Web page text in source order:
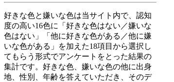
好きな色と嫌いな色は当サイト内で、認知
度の高い16色に「好きな色はない／嫌いな
色はない」「他に好きな色がある／他に嫌
いな色がある」を加えた18項目から選択し
てもらう形式でアンケートをとった結果の
集計です。好きな色、嫌いな色の他に出身
地、性別、年齢を答えていただき、そのデ